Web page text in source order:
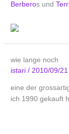
Berberos und
wie lange noch
istari/ 2010/09/21
eine der
ich 1990 gekauft